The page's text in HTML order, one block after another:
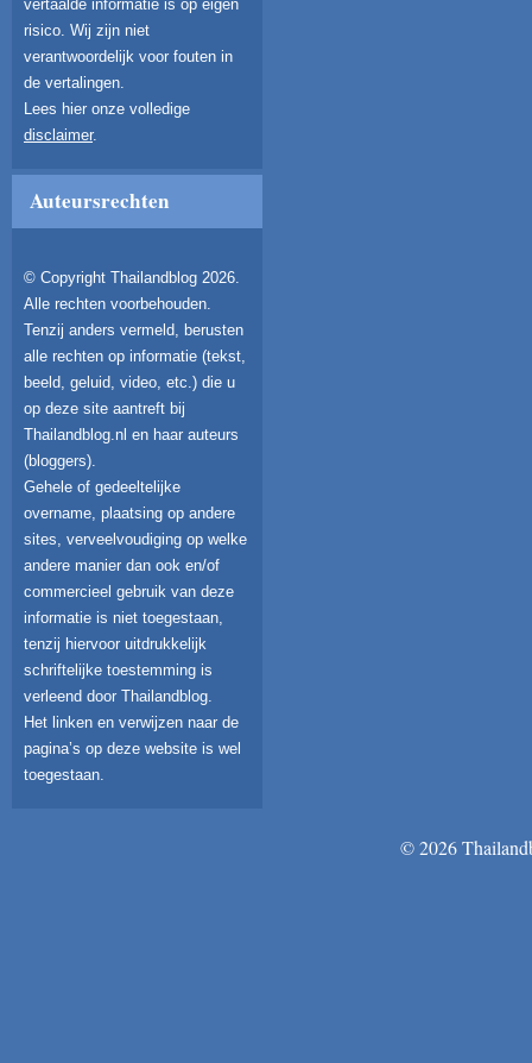
vertaalde informatie is op eigen
risico. Wij zijn niet
verantwoordelijk voor fouten in
de vertalingen.
Lees hier onze volledige
disclaimer.
Auteursrechten
© Copyright Thailandblog 2026.
Alle rechten voorbehouden.
Tenzij anders vermeld, berusten
alle rechten op informatie (tekst,
beeld, geluid, video, etc.) die u
op deze site aantreft bij
Thailandblog.nl en haar auteurs
(bloggers).
Gehele of gedeeltelijke
overname, plaatsing op andere
sites, verveelvoudiging op welke
andere manier dan ook en/of
commercieel gebruik van deze
informatie is niet toegestaan,
tenzij hiervoor uitdrukkelijk
schriftelijke toestemming is
verleend door Thailandblog.
Het linken en verwijzen naar de
pagina’s op deze website is wel
toegestaan.
© 2026